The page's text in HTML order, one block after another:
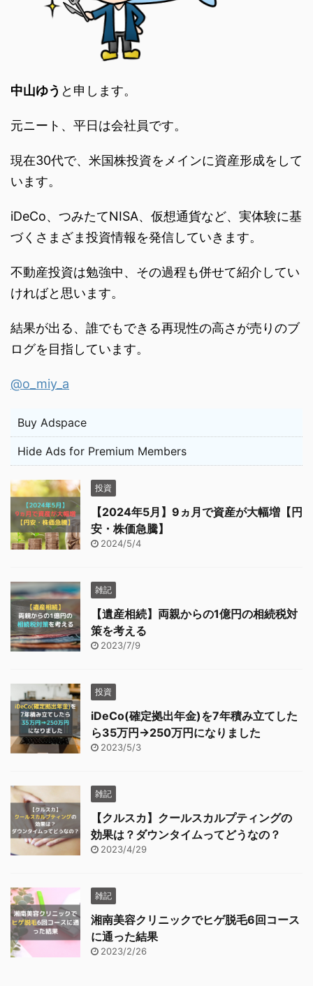
中山ゆう と申します。
元ニート、平日は会社員です。
現在30代で、米国株投資をメインに資産形成をして
います。
iDeCo、つみたてNISA、仮想通貨など、実体験に基
づくさまざま投資情報を発信していきます。
不動産投資は勉強中、その過程も併せて紹介してい
ければと思います。
結果が出る、誰でもできる再現性の高さが売りのブ
ログを目指しています。
@o_miy_a
Buy Adspace
Hide Ads for Premium Members
投資
【2024年5月】9ヵ月で資産が大幅増【円
安・株価急騰】
2024/5/4
雑記
【遺産相続】両親からの1億円の相続税対
策を考える
2023/7/9
投資
iDeCo(確定拠出年金)を7年積み立てした
ら35万円→250万円になりました
2023/5/3
雑記
【クルスカ】クールスカルプティングの
効果は？ダウンタイムってどうなの？
2023/4/29
雑記
湘南美容クリニックでヒゲ脱毛6回コース
に通った結果
2023/2/26